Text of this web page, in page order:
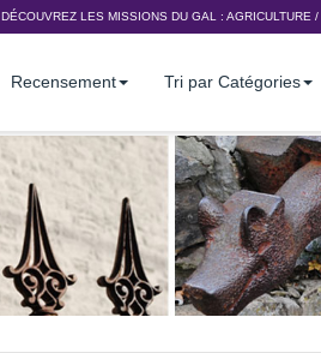
DÉCOUVREZ LES MISSIONS DU GAL : AGRICULTURE /
Recensement Tri par Catégories